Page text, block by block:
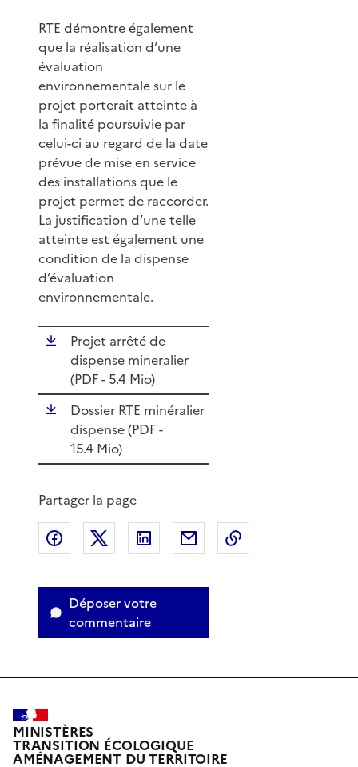
RTE démontre également
que la réalisation d’une
évaluation
environnementale sur le
projet porterait atteinte à
la finalité poursuivie par
celui-ci au regard de la date
prévue de mise en service
des installations que le
projet permet de raccorder.
La justification d’une telle
atteinte est également une
condition de la dispense
d’évaluation
environnementale.
Projet arrêté de
dispense mineralier
(PDF- 5.4 Mio)
Dossier RTE minéralier
dispense (PDF-
15.4 Mio)
Partager la page
Partager sur Facebook
Partager sur XPartager sur LinkedIn
Partager par email
Déposer votre
commentaire
MINISTÈRES
TRANSITION ÉCOLOGIQUE
AMÉNAGEMENT DU TERRITOIRE